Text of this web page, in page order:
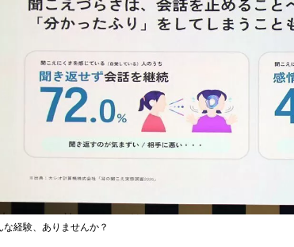
な経験、ありませんか？